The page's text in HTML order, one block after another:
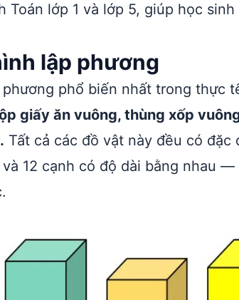
Toán lớp 1 và lớp 5, giúp học
lập phương
phổ biến nhất trong thực
giấy ăn vuông, thùng xốp
Tất cả các đồ vật này đều có
12 cạnh có độ dài bằng nhau